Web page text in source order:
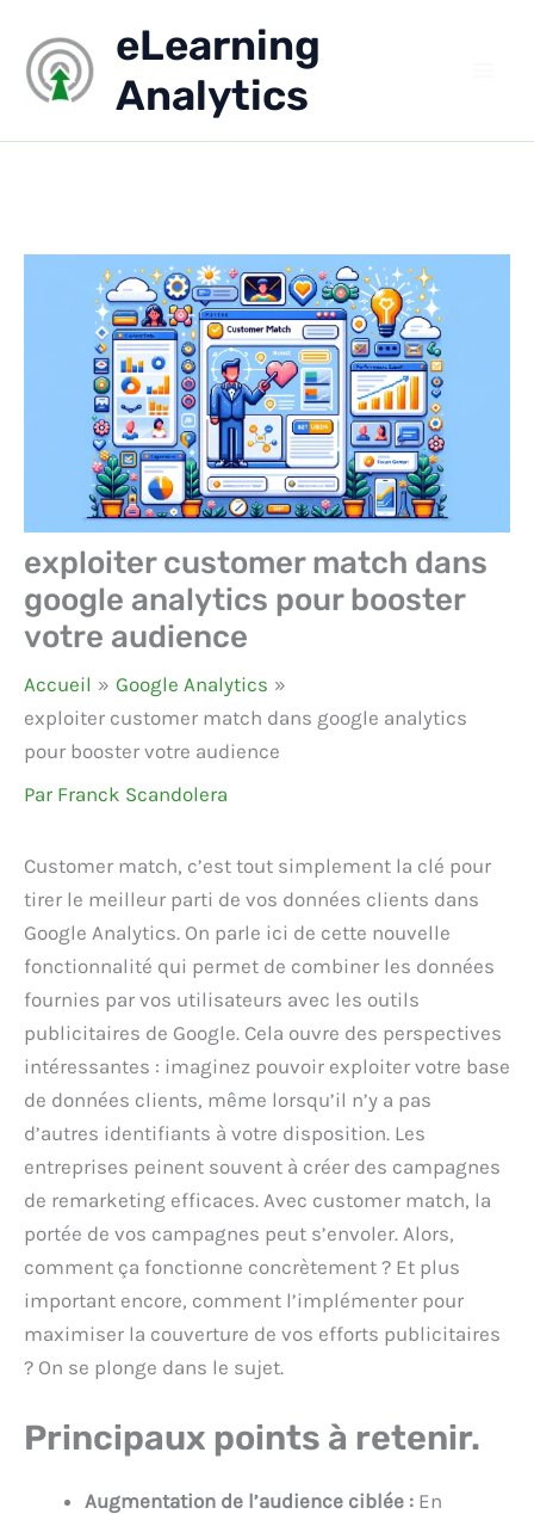
contenu
eLearning
Analytics
exploiter customer match dans
google analytics pour booster
votre audience
Accueil
Google Analytics
exploiter customer match dans google analytics
pour booster votre audience
Par Franck Scandolera
Customer match, c’est tout simplement la clé pour
tirer le meilleur parti de vos données clients dans
Google Analytics. On parle ici de cette nouvelle
fonctionnalité qui permet de combiner les données
fournies par vos utilisateurs avec les outils
publicitaires de Google. Cela ouvre des perspectives
intéressantes : imaginez pouvoir exploiter votre base
de données clients, même lorsqu’il n’y a pas
d’autres identifiants à votre disposition. Les
entreprises peinent souvent à créer des campagnes
de remarketing efficaces. Avec customer match, la
portée de vos campagnes peut s’envoler. Alors,
comment ça fonctionne concrètement ? Et plus
important encore, comment l’implémenter pour
maximiser la couverture de vos efforts publicitaires
? On se plonge dans le sujet.
Principaux points à retenir.
Augmentation de l’audience ciblée : En